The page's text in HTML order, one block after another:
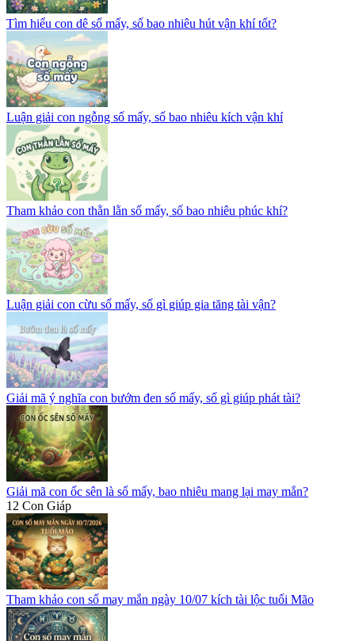
Tìm hiểu con dê số mấy, số bao nhiêu hút vận khí tốt?
Luận giải con ngỗng số mấy, số bao nhiêu kích vận khí
Tham khảo con thằn lằn số mấy, số bao nhiêu phúc khí?
Luận giải con cừu số mấy, số gì giúp gia tăng tài vận?
Giải mã ý nghĩa con bướm đen số mấy, số gì giúp phát tài?
Giải mã con ốc sên là số mấy, bao nhiêu mang lại may mắn?
12 Con Giáp
Tham khảo con số may mắn ngày 10/07 kích tài lộc tuổi Mão